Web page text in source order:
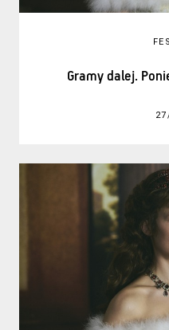
Gramy dalej.